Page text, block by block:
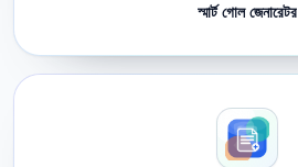
স্মার্ট গোল জেনারেটর